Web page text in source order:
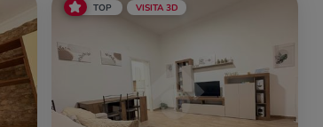
TOP VISITA 3D